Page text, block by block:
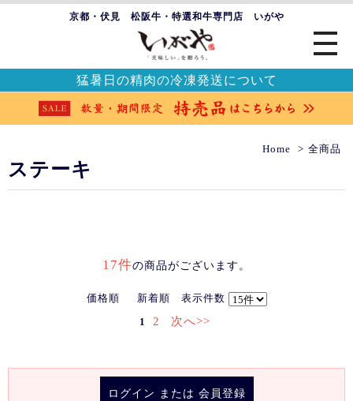
京都・伏見 松阪牛・特選和牛専門店 いがや
猛暑日の精肉の冷凍発送について
Home 全商品
ステーキ
17件の商品がございます。
価格順 新着順 表示件数
1 2 次へ>>
ログイン または 会員登録